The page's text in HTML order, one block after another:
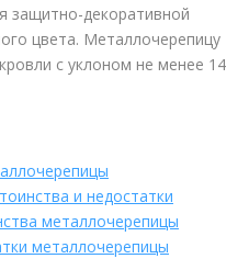
защитно-декоративной
цвета. Металлочерепицу
с уклоном не менее 14
и недостатки
металлочерепицы
металлочерепицы